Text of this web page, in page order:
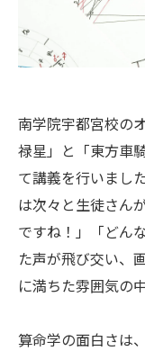
南学院宇都宮校の
禄星」と「東方車
て講義を行いまし
は次々と生徒さん
ですね！」「どん
た声が飛び交い、
に満ちた雰囲気の
算命学の面白さは